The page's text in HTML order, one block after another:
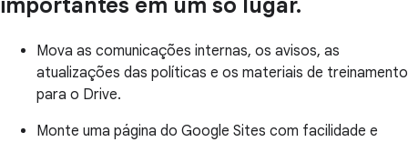
importantes em um só lugar.
Mova as comunicações internas, os avisos, as
atualizações das políticas e os materiais de treinamento
para o Drive.
Monte uma página do Google Sites com facilidade e